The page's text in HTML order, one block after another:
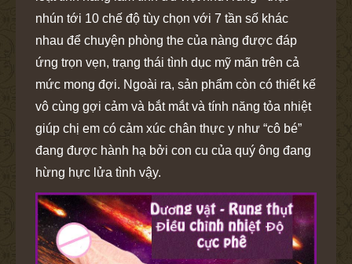
nhún tới 10 chế độ tùy chọn với 7 tần số khác
nhau để chuyện phòng the của nàng được đáp
ứng trọn vẹn, trạng thái tình dục mỹ mãn trên cả
mức mong đợi. Ngoài ra, sản phẩm còn có thiết kế
vô cùng gợi cảm và bắt mắt và tính năng tỏa nhiệt
giúp chị em có cảm xúc chân thực y như “cô bé”
đang được hành hạ bởi con cu của quý ông đang
hừng hực lửa tình vậy.